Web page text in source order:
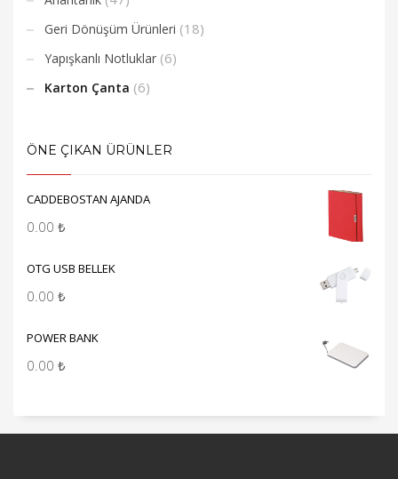
Geri Dönüşüm Ürünleri (18)
Yapışkanlı Notluklar (6)
Karton Çanta (6)
ÖNE ÇIKAN ÜRÜNLER
CADDEBOSTAN AJANDA
0.00 ₺
OTG USB BELLEK
0.00 ₺
POWER BANK
0.00 ₺